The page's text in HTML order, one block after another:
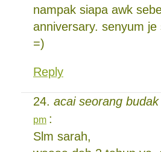
nampak siapa awk
anniversary. senyum
=)
Reply
acai seorang budak
pm :
Slm sarah,